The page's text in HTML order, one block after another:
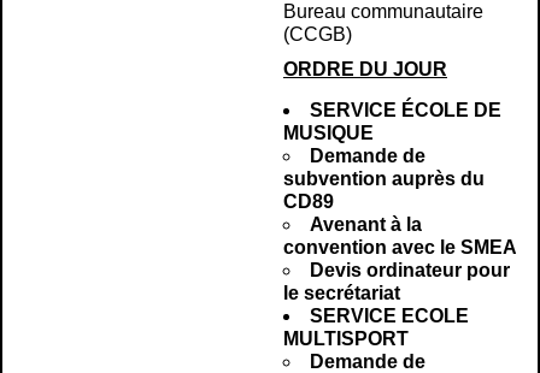
Bureau communautaire
(CCGB)
ORDRE DU JOUR
SERVICE ÉCOLE DE
MUSIQUE
Demande de
subvention auprès du
CD89
Avenant à la
convention avec le SMEA
Devis ordinateur pour
le secrétariat
SERVICE ECOLE
MULTISPORT
Demande de